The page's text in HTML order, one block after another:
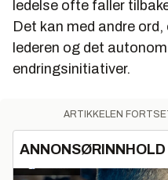
ledelse ofte faller
Det kan med andre
lederen og det
endringsinitiativer.
ARTIKKELEN
ANNONSØRINNHOLD